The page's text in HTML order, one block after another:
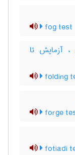
fog test
آزمایش تا
folding
forge
fotiadi